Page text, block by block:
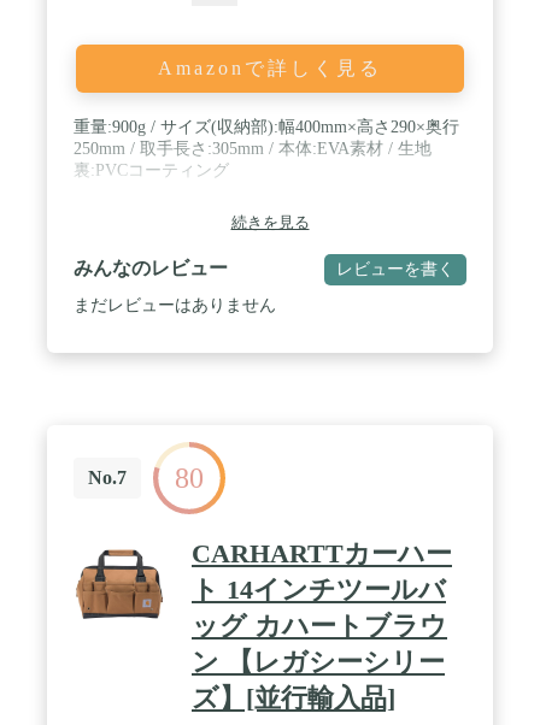
Amazonで詳しく見る
重量:900g / サイズ(収納部):幅400mm×高さ290×奥行
250mm / 取手長さ:305mm / 本体:EVA素材 / 生地
裏:PVCコーティング
続きを見る
みんなのレビュー レビューを書く
まだレビューはありません
No.7 80
CARHARTTカーハー
ト 14インチツールバ
ッグ カハートブラウ
ン 【レガシーシリー
ズ】[並行輸入品]